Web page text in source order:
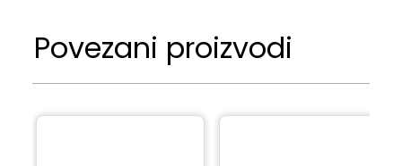
Povezani proizvodi